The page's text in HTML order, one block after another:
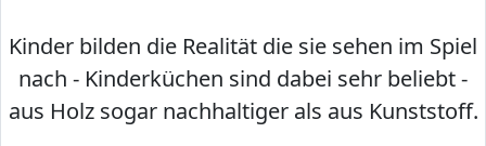
Kinder bilden die Realität die sie sehen im Spiel
nach - Kinderküchen sind dabei sehr beliebt -
aus Holz sogar nachhaltiger als aus Kunststoff.